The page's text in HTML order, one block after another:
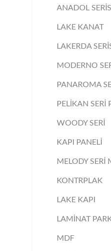
ANADOL SERİSİ
LAKE KANAT
LAKERDA
MODERNO
PANAROMA
PELİKAN SERİ
WOODY SERİ
KAPI PANELİ
MELODY SERİ
KONTRPLAK
LAKE KAPI
LAMİNAT
MDF